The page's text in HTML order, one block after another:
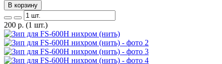
В корзину
200 р. (1 шт.)